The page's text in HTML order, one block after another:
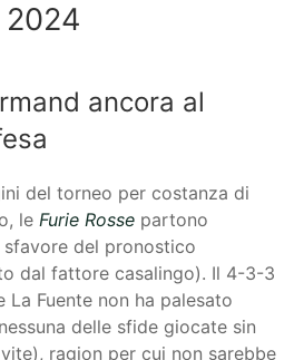
2024
ancora al
del torneo per costanza di
le Furie Rosse partono
del pronostico
dal fattore casalingo). Il 4-3-3
Fuente non ha palesato
delle sfide giocate sin
ragion per cui non sarebbe